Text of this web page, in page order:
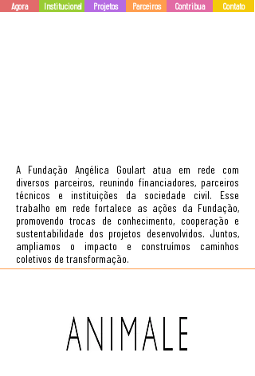
Agora Contato
Institucional Projetos Parceiros Contribua
A Fundação Angélica Goulart atua em rede com
diversos parceiros, reunindo financiadores, parceiros
técnicos e instituições da sociedade civil. Esse
trabalho em rede fortalece as ações da Fundação,
promovendo trocas de conhecimento, cooperação e
sustentabilidade dos projetos desenvolvidos. Juntos,
ampliamos o impacto e construímos caminhos
coletivos de transformação.